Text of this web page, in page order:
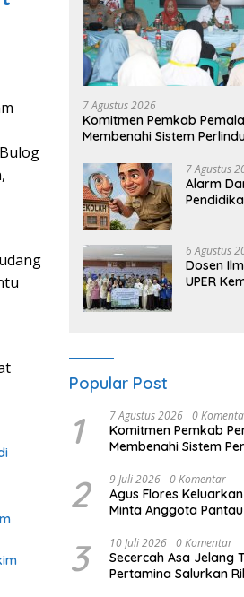
7 Agustus 2026
Komitmen Pemkab
Membenahi Sistem
7 Agustus
Alarm
6 Agustus
Dosen
UPER
Popular Post
1 7 Agustus 2026 0
Komitmen Pemkab
Membenahi Sistem
2 9 Juli 2026 0 Komentar
Agus Flores
Minta Anggota
3 10 Juli 2026 0 Komentar
Secercah Asa Jelang
Pertamina Salurkan